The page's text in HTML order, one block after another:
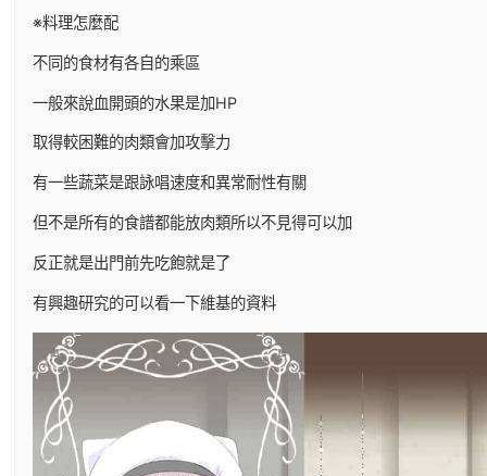
※料理怎麼配
不同的食材有各自的乘區
一般來說血開頭的水果是加HP
取得較困難的肉類會加攻擊力
有一些蔬菜是跟詠唱速度和異常耐性有關
但不是所有的食譜都能放肉類所以不見得可以加
反正就是出門前先吃飽就是了
有興趣研究的可以看一下維基的資料